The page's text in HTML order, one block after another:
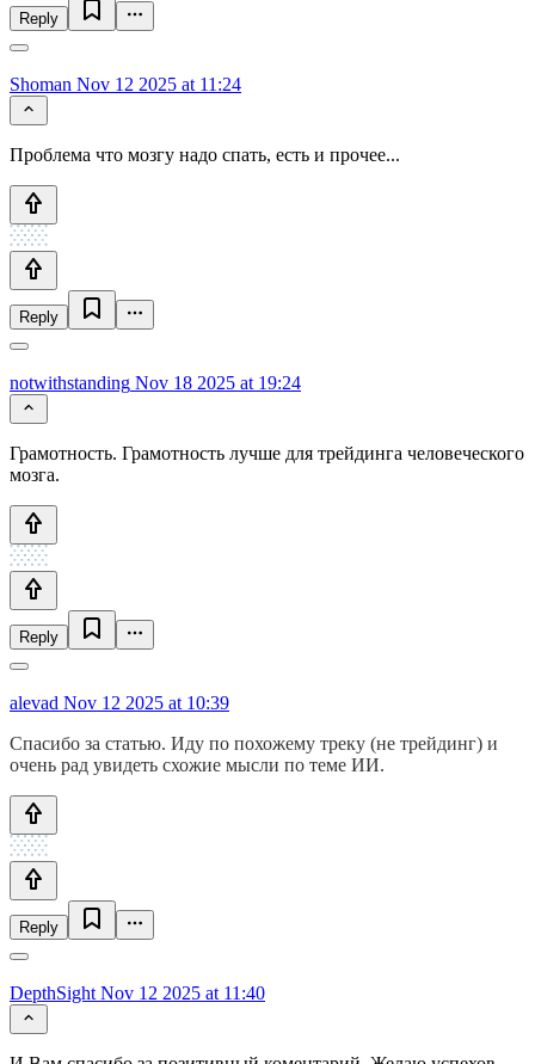
Reply
Shoman Nov 12 2025 at 11:24
Проблема что мозгу надо спать, есть и прочее...
Reply
notwithstanding Nov 18 2025 at 19:24
Грамотность. Грамотность лучше для трейдинга человеческого
мозга.
Reply
alevad Nov 12 2025 at 10:39
Спасибо за статью. Иду по похожему треку (не трейдинг) и
очень рад увидеть схожие мысли по теме ИИ.
Reply
DepthSight Nov 12 2025 at 11:40